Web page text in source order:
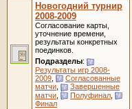
Новогодний турнир
2008-2009
Согласование карты,
уточнение времени,
результаты конкретных
поединков.
Подразделы:
Результаты игр 2008-
2009
Согласованные
матчи
Завершенные
матчи
Полуфинал
Финал